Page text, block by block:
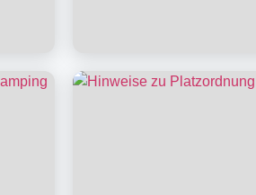
Rezeption &